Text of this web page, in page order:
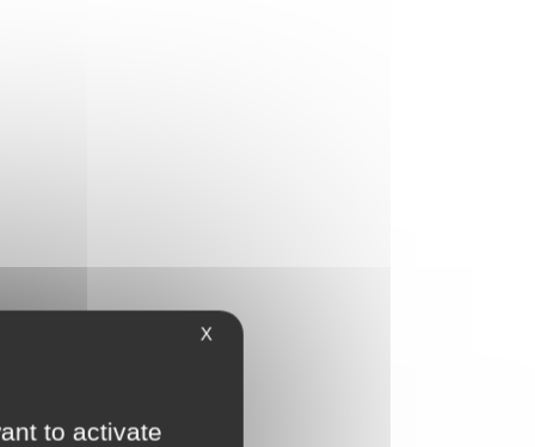
X
to activate